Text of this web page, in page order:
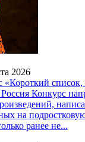
2026
«Короткий
Конкурс
на
ранее не...